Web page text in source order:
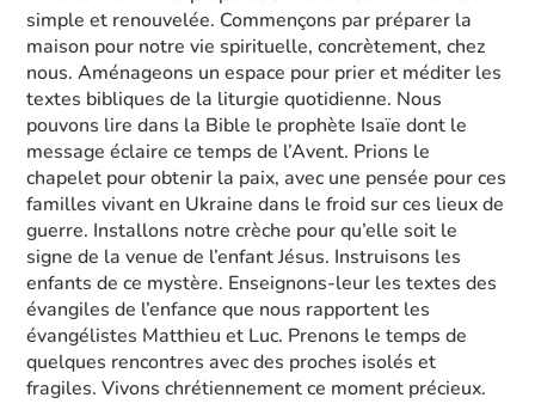
simple et renouvelée. Commençons par préparer la
maison pour notre vie spirituelle, concrètement, chez
nous. Aménageons un espace pour prier et méditer les
textes bibliques de la liturgie quotidienne. Nous
pouvons lire dans la Bible le prophète Isaïe dont le
message éclaire ce temps de l’Avent. Prions le
chapelet pour obtenir la paix, avec une pensée pour ces
familles vivant en Ukraine dans le froid sur ces lieux de
guerre. Installons notre crèche pour qu’elle soit le
signe de la venue de l’enfant Jésus. Instruisons les
enfants de ce mystère. Enseignons-leur les textes des
évangiles de l’enfance que nous rapportent les
évangélistes Matthieu et Luc. Prenons le temps de
quelques rencontres avec des proches isolés et
fragiles. Vivons chrétiennement ce moment précieux.